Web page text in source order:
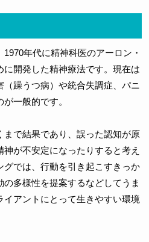
年代に精神科医のアーロン・
開発した精神療法です。現在は
（躁うつ病）や統合失調症、パニ
一般的です。
で結果であり、誤った認知が原
が不安定になったりすると考え
グでは、行動を引き起こすきっか
多様性を提案するなどしてうま
イアントにとって生きやすい環境